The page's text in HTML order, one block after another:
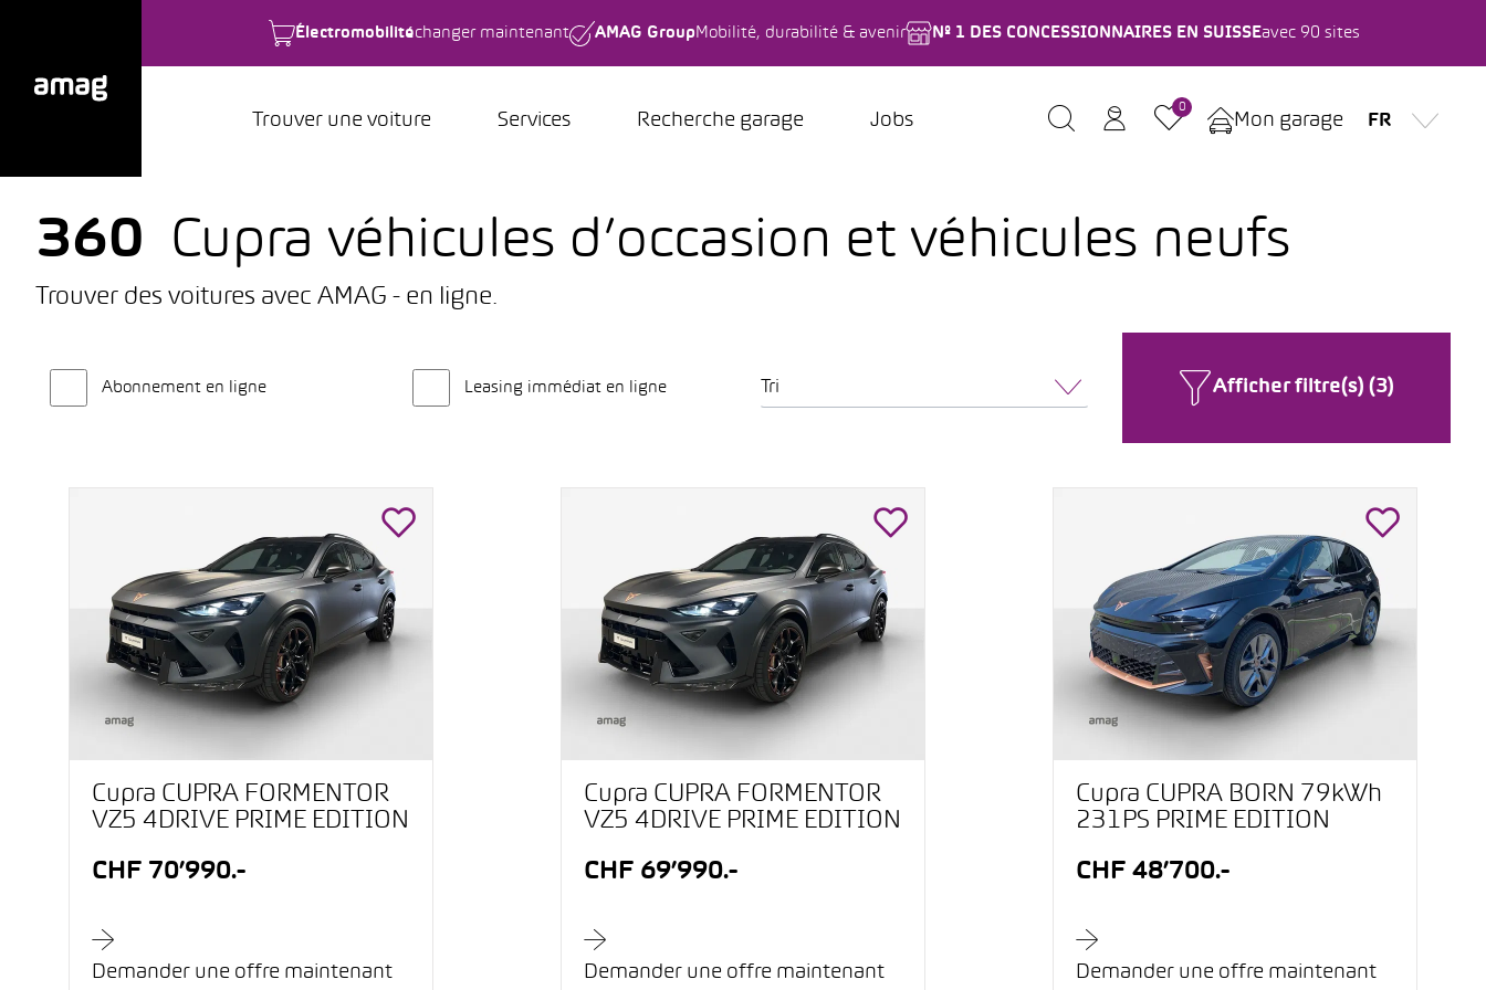
Électromobilitéchanger maintenant AMAG Group Mobilité, durabilité & avenir Nº 1 DES CONCESSIONNAIRES EN SUISSEavec 90 sites
Trouver une voiture Services Recherche garage Jobs
0
Mon garage FR
360 Cupra véhicules d’occasion et véhicules neufs
Trouver des voitures avec AMAG - en ligne.
Abonnement en ligne Leasing immédiat en ligne Tri Afficher filtre(s) (3)
Cupra CUPRA FORMENTOR
VZ5 4DRIVE PRIME EDITION
CHF 70’990.-
Demander une offre maintenant
Cupra CUPRA FORMENTOR
VZ5 4DRIVE PRIME EDITION
CHF 69’990.-
Demander une offre maintenant
Cupra CUPRA BORN 79kWh
231PS PRIME EDITION
CHF 48’700.-
Demander une offre maintenant